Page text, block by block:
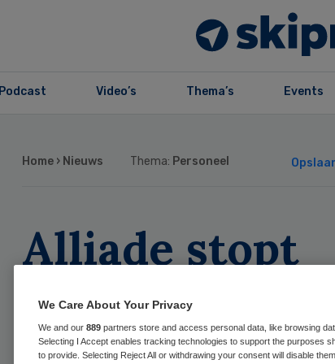
Podcast Video’s Thema’s Events
Home › Nieuws Thema: Personeel
Alliade stopt
omstreden
We Care About Your Privacy
We and our 889 partners store and access personal data, like browsing
Selecting I Accept enables tracking technologies to support the purposes
to provide. Selecting Reject All or withdrawing your consent will disable